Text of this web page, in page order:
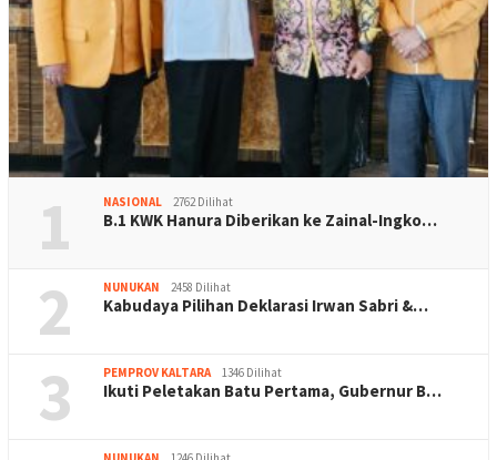
1 NASIONAL 2762 Dilihat
B.1 KWK Hanura Diberikan ke Zainal-Ingko…
2 NUNUKAN 2458 Dilihat
Kabudaya Pilihan Deklarasi Irwan Sabri &…
3 PEMPROV KALTARA 1346 Dilihat
Ikuti Peletakan Batu Pertama, Gubernur B…